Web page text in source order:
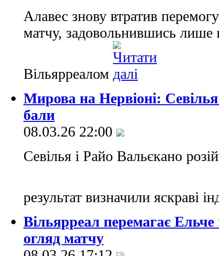
Алавес знову втратив
матчу, задовольнившись лише
Вільярреалом
Мирова на Нервіоні:
бали
08.03.26 22:00
Севілья і Райо Вальєкано
результат визначили яскраві
Вільярреал перемагає Ельче
огляд матчу